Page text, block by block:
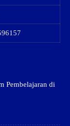
Pembelajaran di